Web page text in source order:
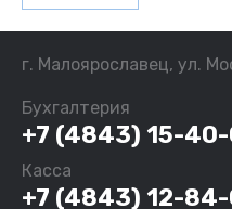
г. Малоярославец, ул.
Бухгалтерия
+7 (4843) 15-
Касса
+7 (4843) 12-